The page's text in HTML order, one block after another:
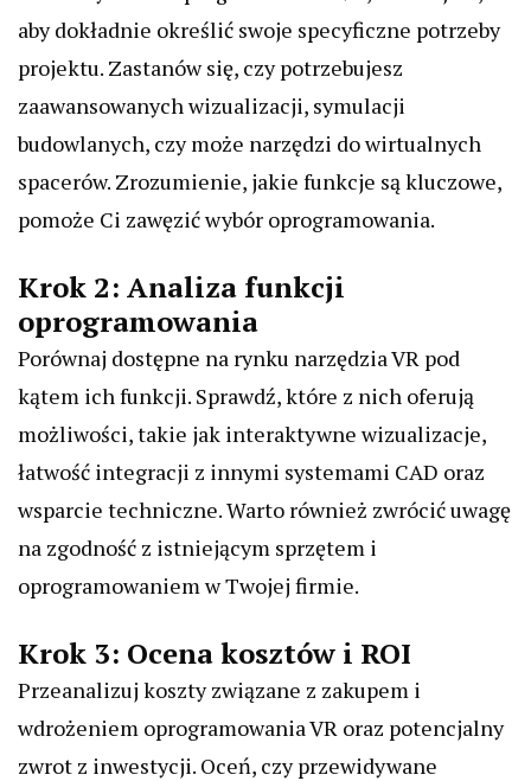
aby dokładnie określić swoje specyficzne potrzeby
projektu. Zastanów się, czy potrzebujesz
zaawansowanych wizualizacji, symulacji
budowlanych, czy może narzędzi do wirtualnych
spacerów. Zrozumienie, jakie funkcje są kluczowe,
pomoże Ci zawęzić wybór oprogramowania.
Krok 2: Analiza funkcji
oprogramowania
Porównaj dostępne na rynku narzędzia VR pod
kątem ich funkcji. Sprawdź, które z nich oferują
możliwości, takie jak interaktywne wizualizacje,
łatwość integracji z innymi systemami CAD oraz
wsparcie techniczne. Warto również zwrócić uwagę
na zgodność z istniejącym sprzętem i
oprogramowaniem w Twojej firmie.
Krok 3: Ocena kosztów i ROI
Przeanalizuj koszty związane z zakupem i
wdrożeniem oprogramowania VR oraz potencjalny
zwrot z inwestycji. Oceń, czy przewidywane